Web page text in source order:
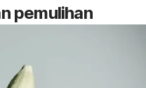
pemulihan